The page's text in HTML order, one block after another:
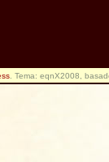
. Tema: eqnX2008,